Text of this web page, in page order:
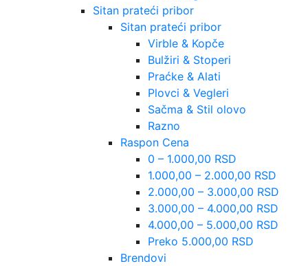
Sitan prateći pribor
Sitan prateći pribor
Virble & Kopče
Bulžiri & Stoperi
Praćke & Alati
Plovci & Vegleri
Sačma & Stil olovo
Razno
Raspon Cena
0 – 1.000,00 RSD
1.000,00 – 2.000,00 RSD
2.000,00 – 3.000,00 RSD
3.000,00 – 4.000,00 RSD
4.000,00 – 5.000,00 RSD
Preko 5.000,00 RSD
Brendovi